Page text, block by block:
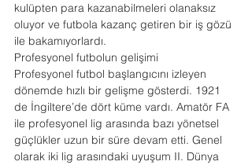
kulüpten para kazanabilmeleri olanaksız
oluyor ve futbola kazanç getiren bir iş gözü
ile bakamıyorlardı.
Profesyonel futbolun gelişimi
Profesyonel futbol başlangıcını izleyen
dönemde hızlı bir gelişme gösterdi. 1921
de İngiltere’de dört küme vardı. Amatör FA
ile profesyonel lig arasında bazı yönetsel
güçlükler uzun bir süre devam etti. Genel
olarak iki lig arasındaki uyuşum II. Dünya